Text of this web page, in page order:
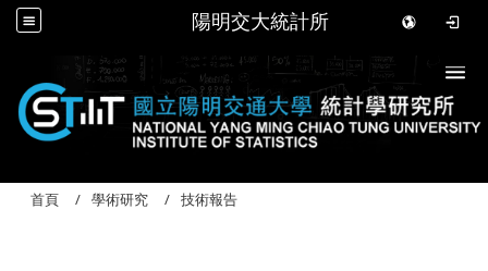
陽明交大統計所
首頁 學術研究 技術報告